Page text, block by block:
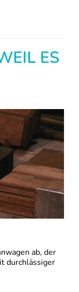
ES
ab, der
durchlässiger